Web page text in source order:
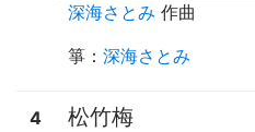
深海さとみ 作曲
箏 ： 深海さとみ
4 松竹梅